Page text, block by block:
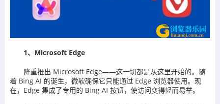
1、Microsoft Edge
隆重推出 Microsoft Edge——这一切都是从这里开始的。随
着 Bing AI 的诞生，微软确保它只能通过 Edge 浏览器使用。现
在，Edge 集成了专用的 Bing AI 按钮，使访问变得轻而易举。